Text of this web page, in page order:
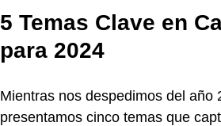
5 Temas Clave en
para 2024
Mientras nos despedimos del
presentamos cinco temas que